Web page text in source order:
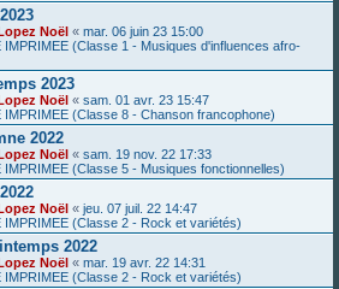
Noël « mar. 06 juin 23 15:00
IMPRIMEE (Classe 1 - Musiques d'influences afro-
2023
Noël « sam. 01 avr. 23 15:47
IMPRIMEE (Classe 8 - Chanson francophone)
2022
Noël « sam. 19 nov. 22 17:33
IMPRIMEE (Classe 5 - Musiques fonctionnelles)
Noël « jeu. 07 juil. 22 14:47
IMPRIMEE (Classe 2 - Rock et variétés)
2022
Noël « mar. 19 avr. 22 14:31
IMPRIMEE (Classe 2 - Rock et variétés)